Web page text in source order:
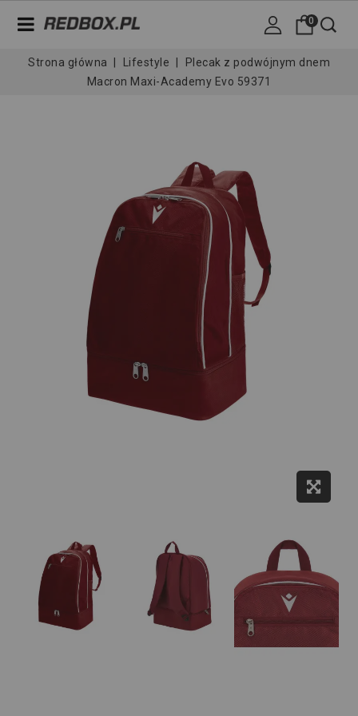
0
Strona główna Lifestyle
Plecak z podwójnym dnem
Macron Maxi-Academy Evo 59371